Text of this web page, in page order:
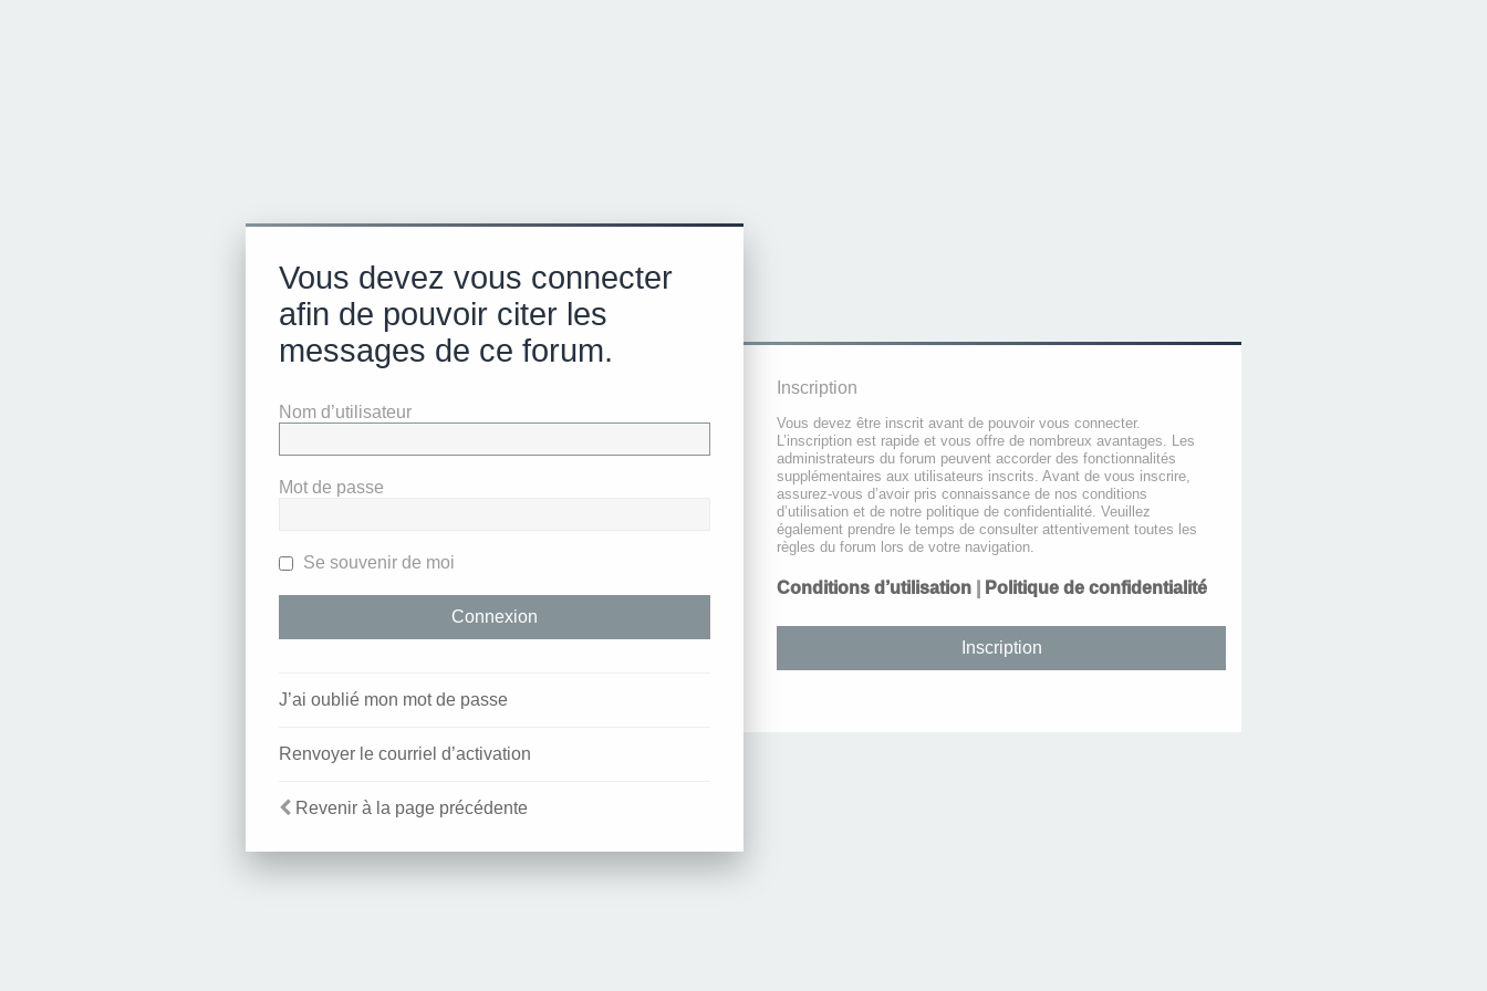
Vous devez vous connecter
afin de pouvoir citer les
messages de ce forum.
Nom d’utilisateur
Mot de passe
Se souvenir de moi
J’ai oublié mon mot de passe
Renvoyer le courriel d’activation
Revenir à la page précédente
Inscription
Vous devez être inscrit avant de pouvoir vous connecter.
L’inscription est rapide et vous offre de nombreux avantages. Les
administrateurs du forum peuvent accorder des fonctionnalités
supplémentaires aux utilisateurs inscrits. Avant de vous inscrire,
assurez-vous d’avoir pris connaissance de nos conditions
d’utilisation et de notre politique de confidentialité. Veuillez
également prendre le temps de consulter attentivement toutes les
règles du forum lors de votre navigation.
Conditions d’utilisation Politique de confidentialité
Inscription